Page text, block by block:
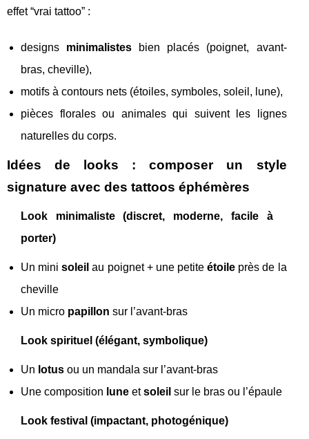
effet “vrai tattoo” :
designs minimalistes bien placés (poignet, avant-
bras, cheville),
motifs à contours nets (étoiles, symboles, soleil, lune),
pièces florales ou animales qui suivent les lignes
naturelles du corps.
Idées de looks : composer un style
signature avec des tattoos éphémères
Look minimaliste (discret, moderne, facile à
porter)
Un minisoleil au poignet + une petiteétoile près de la
cheville
Un micro papillon sur l’avant-bras
Look spirituel (élégant, symbolique)
Un lotus ou un mandala sur l’avant-bras
Une composition lune etsoleil sur le bras ou l’épaule
Look festival (impactant, photogénique)